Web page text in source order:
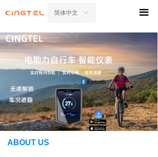
끀
ꀅ
简体中文
ABOUT US